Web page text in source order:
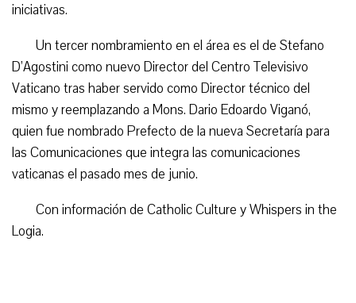
iniciativas.
Un tercer nombramiento en el área es el de Stefano
D’Agostini como nuevo Director del Centro Televisivo
Vaticano tras haber servido como Director técnico del
mismo y reemplazando a Mons. Dario Edoardo Viganó,
quien fue nombrado Prefecto de la nueva Secretaría para
las Comunicaciones que integra las comunicaciones
vaticanas el pasado mes de junio.
Con información de Catholic Culture y Whispers in the
Logia.